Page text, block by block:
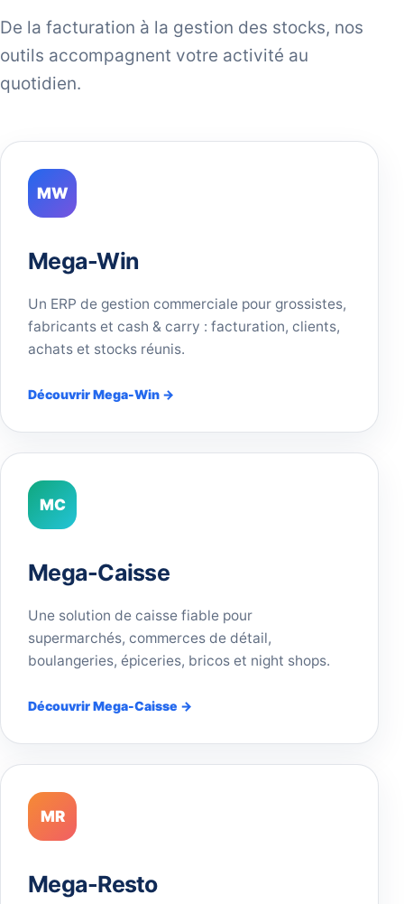
De la facturation à la gestion des stocks, nos
outils accompagnent votre activité au
quotidien.
MW
Mega-Win
Un ERP de gestion commerciale pour grossistes,
fabricants et cash & carry : facturation, clients,
achats et stocks réunis.
Découvrir Mega-Win →
MC
Mega-Caisse
Une solution de caisse fiable pour
supermarchés, commerces de détail,
boulangeries, épiceries, bricos et night shops.
Découvrir Mega-Caisse →
MR
Mega-Resto